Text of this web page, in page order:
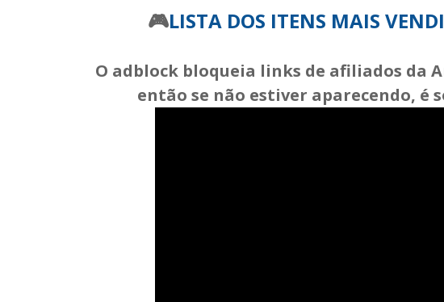
🎮LISTA DOS ITENS MAIS
O adblock bloqueia links de afiliados da
então se não estiver aparecendo, é